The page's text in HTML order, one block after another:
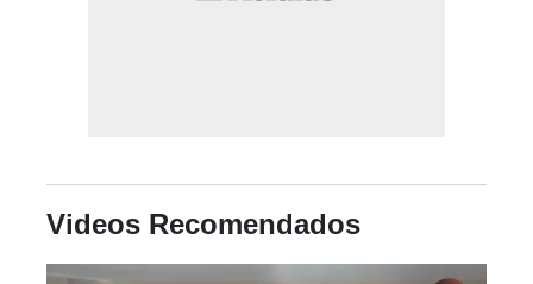
Videos Recomendados